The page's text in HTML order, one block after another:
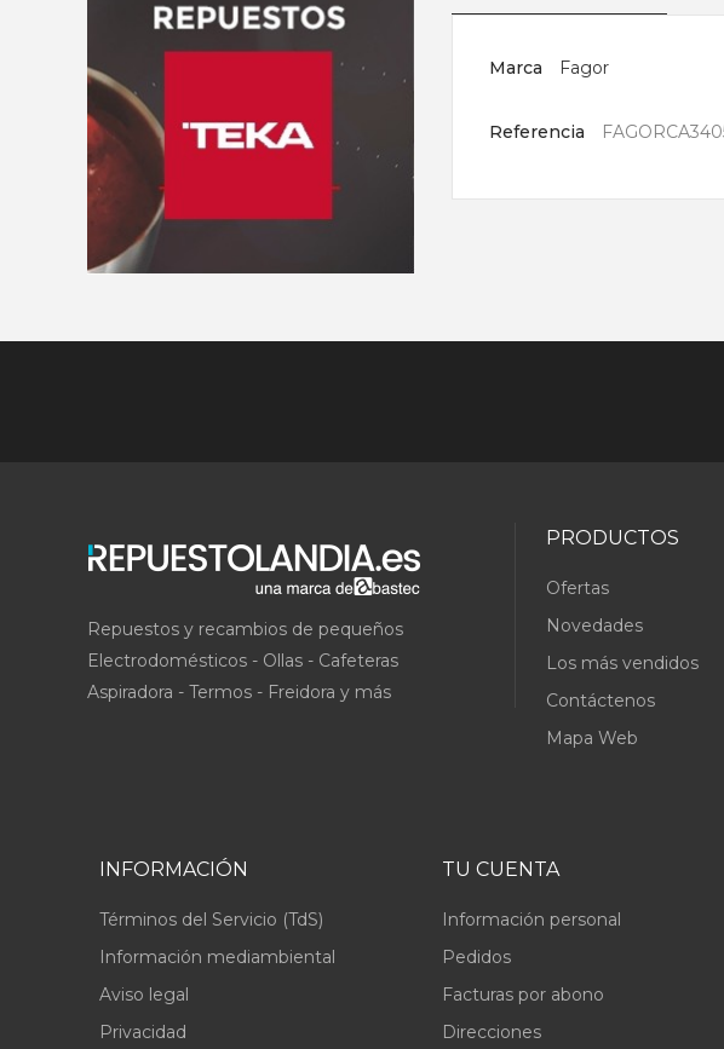
Marca Fagor
Referencia
Repuestos y recambios de pequeños
Electrodomésticos - Ollas - Cafeteras
Aspiradora - Termos - Freidora y más
PRODUCTOS
Ofertas
Novedades
Los más vendidos
Contáctenos
Mapa Web
INFORMACIÓN
Términos del Servicio (TdS)
Información mediambiental
Aviso legal
Privacidad
TU CUENTA
Información personal
Pedidos
Facturas por abono
Direcciones